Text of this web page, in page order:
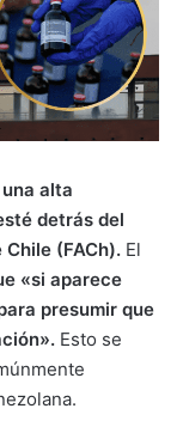
alta
detrás del
(FACh). El
«si aparece
presumir que
Esto se